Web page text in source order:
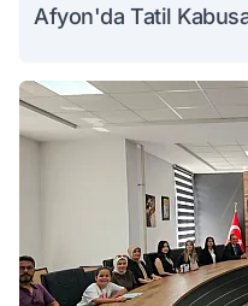
Afyon'da Tatil